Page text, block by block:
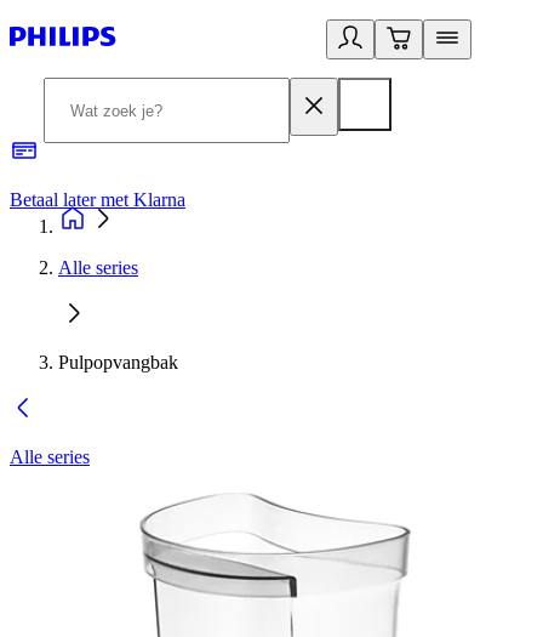
Betaal later met Klarna
Alle series
Pulpopvangbak
Alle series